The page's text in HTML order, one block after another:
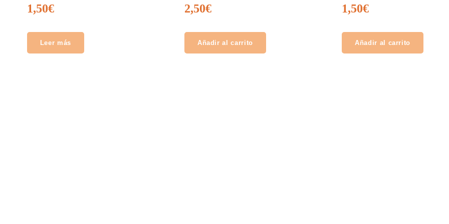
1,50€
Leer más
2,50€
Añadir al carrito
1,50€
Añadir al carrito